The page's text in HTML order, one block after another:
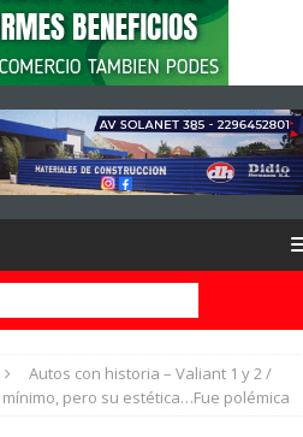
Autos con historia – Valiant 1 y 2 /
pero su estética…Fue polémica